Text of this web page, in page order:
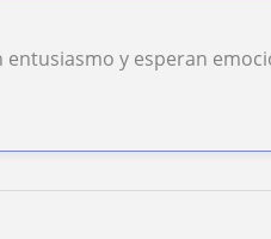
y esperan